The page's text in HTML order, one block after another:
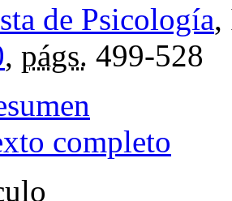
de Psicología,
, págs. 499-528
completo